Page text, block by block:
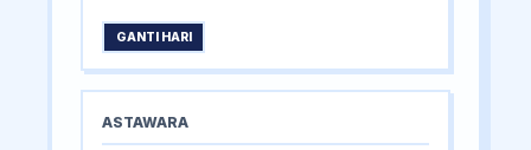
GANTI HARI
ASTAWARA